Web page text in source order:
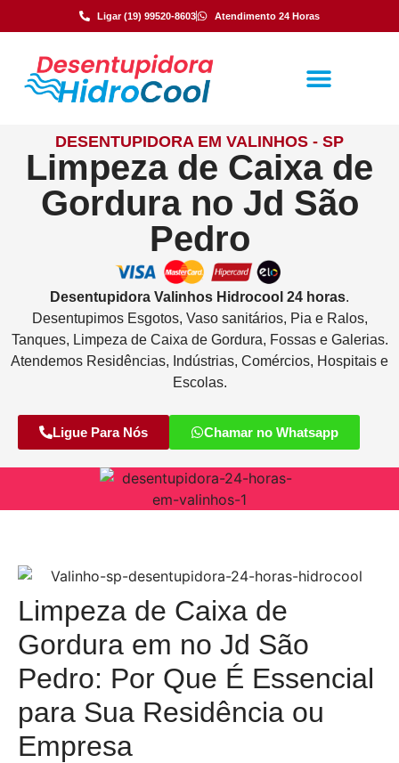
Ligar (19) 99520-8603 Atendimento 24 Horas
DESENTUPIDORA EM VALINHOS - SP
Limpeza de Caixa de
Gordura no Jd São
Pedro
Desentupidora Valinhos Hidrocool 24 horas.
Desentupimos Esgotos, Vaso sanitários, Pia e Ralos,
Tanques, Limpeza de Caixa de Gordura, Fossas e Galerias.
Atendemos Residências, Indústrias, Comércios, Hospitais e
Escolas.
Ligue Para Nós Chamar no Whatsapp
Limpeza de Caixa de
Gordura em no Jd São
Pedro: Por Que É Essencial
para Sua Residência ou
Empresa